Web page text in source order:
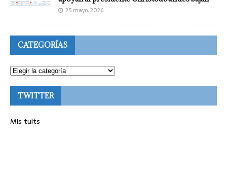
25 mayo, 2026
CATEGORÍAS
TWITTER
Mis tuits